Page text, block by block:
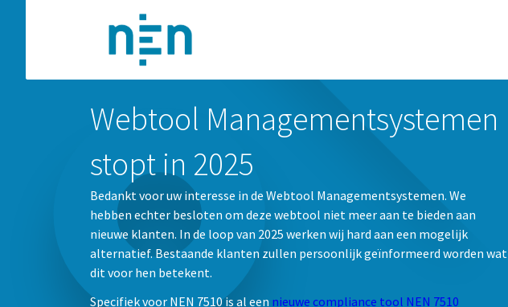
Webtool Managementsystemen
stopt in 2025
Bedankt voor uw interesse in de Webtool Managementsystemen. We
hebben echter besloten om deze webtool niet meer aan te bieden aan
nieuwe klanten. In de loop van 2025 werken wij hard aan een mogelijk
alternatief. Bestaande klanten zullen persoonlijk geïnformeerd worden wat
dit voor hen betekent.
Specifiek voor NEN 7510 is al een nieuwe compliance tool NEN 7510